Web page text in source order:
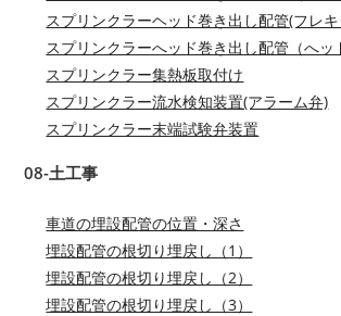
スプリンクラーヘッド巻き出し配管(フレ
スプリンクラーへッド巻き出し配管（へッ
スプリンクラー集熱板取付け
スプリンクラー流水検知装置(アラーム弁)
スプリンクラー末端試験弁装置
08-土工事
車道の埋設配管の位置・深さ
埋設配管の根切り埋戻し（1）
埋設配管の根切り埋戻し（2）
埋設配管の根切り埋戻し（3）